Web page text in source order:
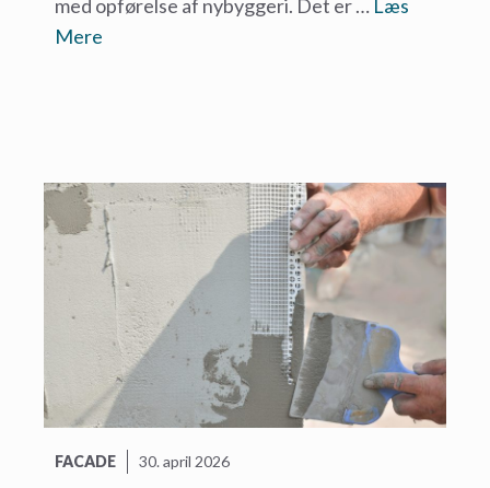
med opførelse af nybyggeri. Det er … Læs
Mere
FACADE 30. april 2026